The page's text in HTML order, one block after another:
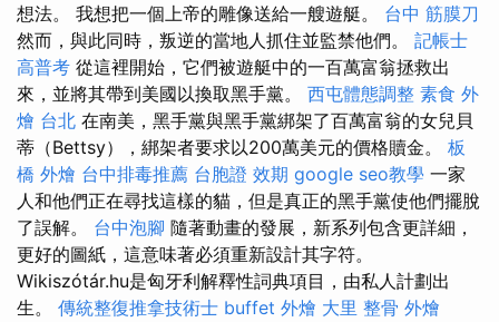
想法。 我想把一個上帝的雕像送給一艘遊艇。 台中 筋膜刀
然而，與此同時，叛逆的當地人抓住並監禁他們。 記帳士
高普考 從這裡開始，它們被遊艇中的一百萬富翁拯救出
來，並將其帶到美國以換取黑手黨。 西屯體態調整 素食 外
燴 台北 在南美，黑手黨與黑手黨綁架了百萬富翁的女兒貝
蒂（Bettsy），綁架者要求以200萬美元的價格贖金。 板
橋 外燴 台中排毒推薦 台胞證 效期 google seo教學 一家
人和他們正在尋找這樣的貓，但是真正的黑手黨使他們擺脫
了誤解。 台中泡腳 隨著動畫的發展，新系列包含更詳細，
更好的圖紙，這意味著必須重新設計其字符。
Wikiszótár.hu是匈牙利解釋性詞典項目，由私人計劃出
生。 傳統整復推拿技術士 buffet 外燴 大里 整骨 外燴